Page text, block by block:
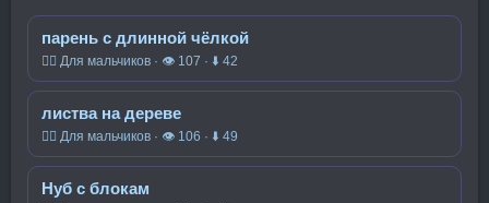
парень с длинной чёлкой
🧍‍♂️ Для мальчиков · 👁 107 · ⬇ 42
листва на дереве
🧍‍♂️ Для мальчиков · 👁 106 · ⬇ 49
Нуб с блокам